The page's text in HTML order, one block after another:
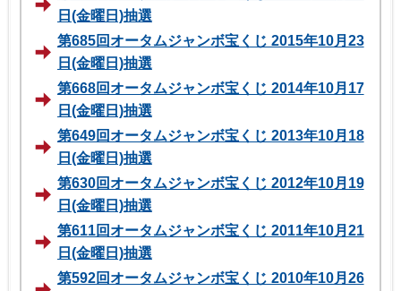
日(金曜日)抽選
第685回オータムジャンボ宝くじ 2015年10月23
日(金曜日)抽選
第668回オータムジャンボ宝くじ 2014年10月17
日(金曜日)抽選
第649回オータムジャンボ宝くじ 2013年10月18
日(金曜日)抽選
第630回オータムジャンボ宝くじ 2012年10月19
日(金曜日)抽選
第611回オータムジャンボ宝くじ 2011年10月21
日(金曜日)抽選
第592回オータムジャンボ宝くじ 2010年10月26